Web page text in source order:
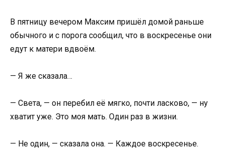
В пятницу вечером Максим пришёл домой раньше
обычного и с порога сообщил, что в воскресенье они
едут к матери вдвоём.
— Я же сказала…
— Света, — он перебил её мягко, почти ласково, — ну
хватит уже. Это моя мать. Один раз в жизни.
— Не один, — сказала она. — Каждое воскресенье.